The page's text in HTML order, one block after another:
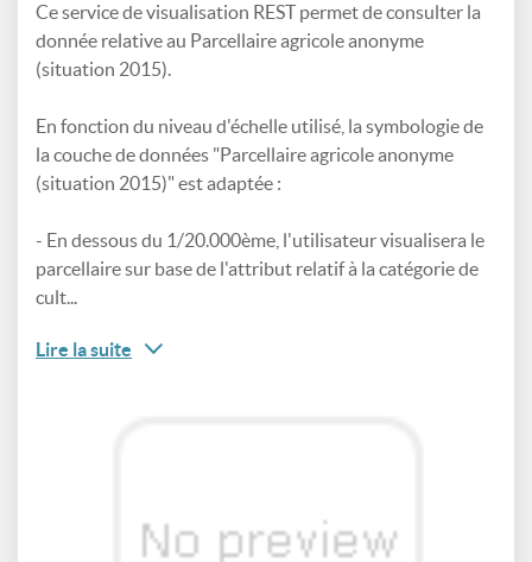
Ce service de visualisation REST permet de consulter la
donnée relative au Parcellaire agricole anonyme
(situation 2015).
En fonction du niveau d'échelle utilisé, la symbologie de
la couche de données "Parcellaire agricole anonyme
(situation 2015)" est adaptée :
- En dessous du 1/20.000ème, l'utilisateur visualisera le
parcellaire sur base de l'attribut relatif à la catégorie de
cult...
Lire la suite